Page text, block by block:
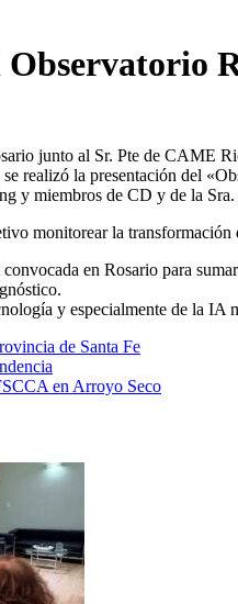
Observatorio
junto al Sr. Pte de CAME
realizó la presentación del
y miembros de CD y de la
monitorear la transformación
en Rosario para
y especialmente de la IA
de Santa Fe
en Arroyo Seco